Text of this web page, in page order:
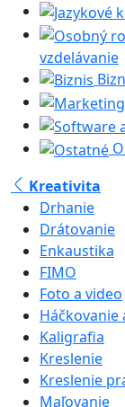
vzdelávanie
Kreativita
Drhanie
Drátovanie
Enkaustika
FIMO
Foto a video
Háčkovanie
Kaligrafia
Kreslenie
Kreslenie
Maľovanie